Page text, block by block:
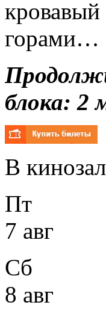
кровавый
горами…
блока: 2
В
Пт
7 авг
Сб
8 авг